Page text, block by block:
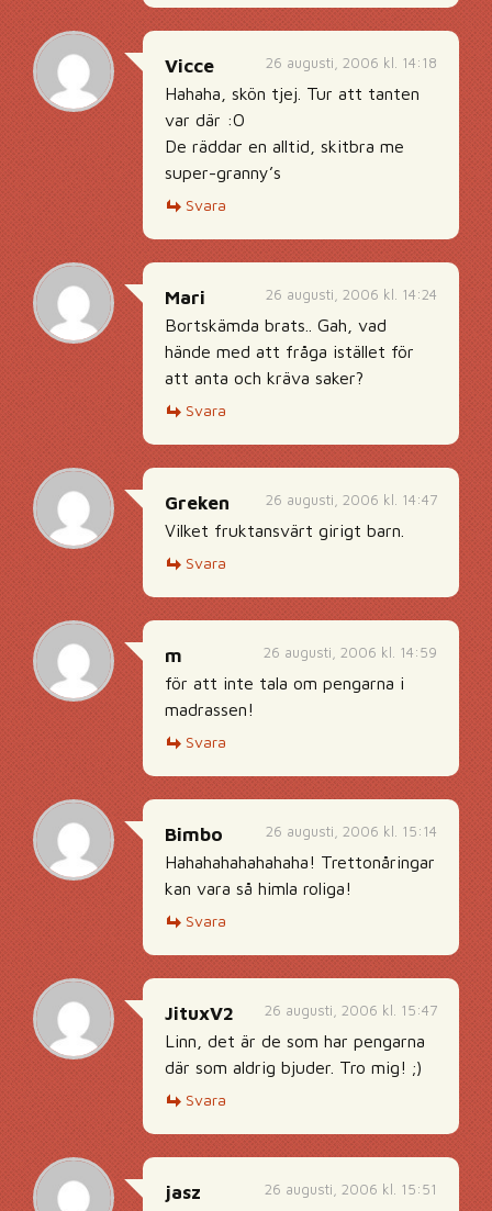
26 augusti, 2006 kl. 14:18
Vicce
Hahaha, skön tjej. Tur att tanten
var där :O
De räddar en alltid, skitbra me
super-granny’s
Svara
26 augusti, 2006 kl. 14:24
Mari
Bortskämda brats.. Gah, vad
hände med att fråga istället för
att anta och kräva saker?
Svara
26 augusti, 2006 kl. 14:47
Greken
Vilket fruktansvärt girigt barn.
Svara
26 augusti, 2006 kl. 14:59
m
för att inte tala om pengarna i
madrassen!
Svara
26 augusti, 2006 kl. 15:14
Bimbo
Hahahahahahahaha! Trettonåringar
kan vara så himla roliga!
Svara
26 augusti, 2006 kl. 15:47
JituxV2
Linn, det är de som har pengarna
där som aldrig bjuder. Tro mig! ;)
Svara
26 augusti, 2006 kl. 15:51
jasz